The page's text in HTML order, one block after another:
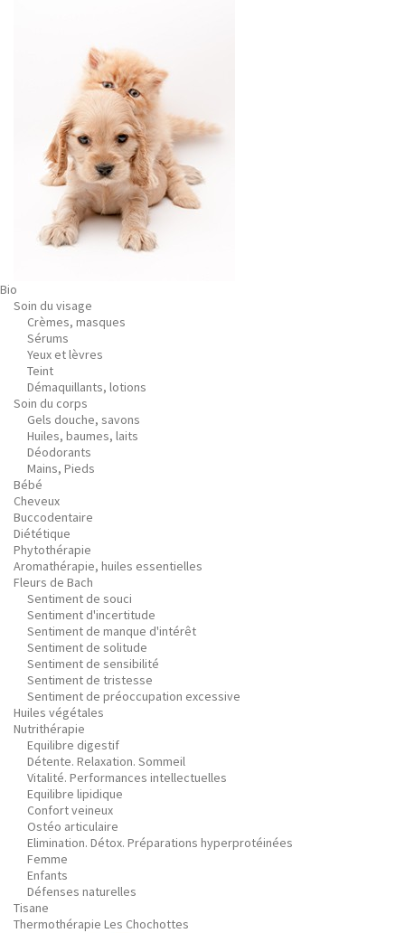
Bio
Soin du visage
Crèmes, masques
Sérums
Yeux et lèvres
Teint
Démaquillants, lotions
Soin du corps
Gels douche, savons
Huiles, baumes, laits
Déodorants
Mains, Pieds
Bébé
Cheveux
Buccodentaire
Diététique
Phytothérapie
Aromathérapie, huiles essentielles
Fleurs de Bach
Sentiment de souci
Sentiment d'incertitude
Sentiment de manque d'intérêt
Sentiment de solitude
Sentiment de sensibilité
Sentiment de tristesse
Sentiment de préoccupation excessive
Huiles végétales
Nutrithérapie
Equilibre digestif
Détente. Relaxation. Sommeil
Vitalité. Performances intellectuelles
Equilibre lipidique
Confort veineux
Ostéo articulaire
Elimination. Détox. Préparations hyperprotéinées
Femme
Enfants
Défenses naturelles
Tisane
Thermothérapie Les Chochottes